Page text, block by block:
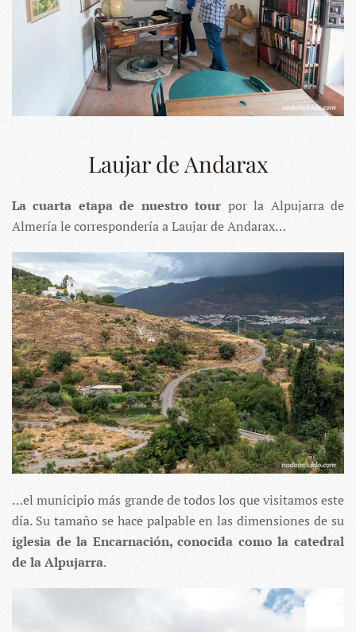
Laujar de Andarax
La cuarta etapa de nuestro tour por la Alpujarra de
Almería le correspondería a Laujar de Andarax…
…el municipio más grande de todos los que visitamos este
día. Su tamaño se hace palpable en las dimensiones de su
iglesia de la Encarnación, conocida como la catedral
de la Alpujarra.